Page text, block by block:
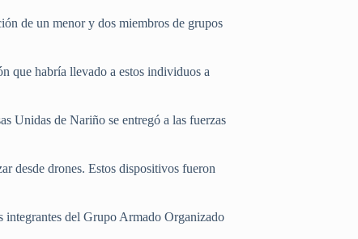
de un menor y dos miembros de grupos
que habría llevado a estos individuos a
Unidas de Nariño se entregó a las fuerzas
desde drones. Estos dispositivos fueron
integrantes del Grupo Armado Organizado